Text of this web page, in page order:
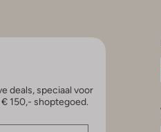
deals, speciaal voor
150,- shoptegoed.